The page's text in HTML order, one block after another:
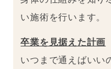
い施術を行います。
卒業を見据えた計画
いつまで通えばいい